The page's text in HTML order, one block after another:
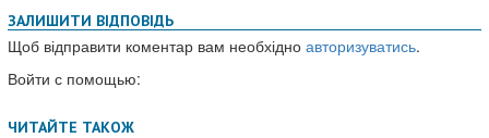
ЗАЛИШИТИ ВІДПОВІДЬ
Щоб відправити коментар вам необхідно авторизуватись.
Войти с помощью: